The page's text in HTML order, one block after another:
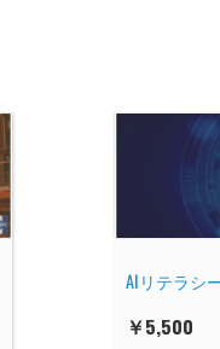
AIリテラシ
￥5,500